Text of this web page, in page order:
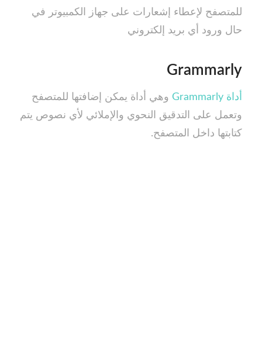
للمتصفح لإعطاء إشعارات على جهاز الكمبيوتر في
حال ورود أي بريد إلكتروني
Grammarly
أداة Grammarly
وهي أداة يمكن إضافتها للمتصفح
وتعمل على التدقيق النحوي والإملائي لأي نصوص يتم
كتابتها داخل المتصفح.